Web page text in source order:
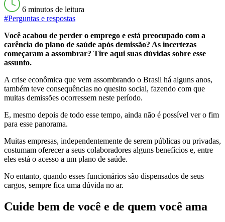
6 minutos de leitura
#Perguntas e respostas
Você acabou de perder o emprego e está preocupado com a
carência do plano de saúde após demissão? As incertezas
começaram a assombrar? Tire aqui suas dúvidas sobre esse
assunto.
A crise econômica que vem assombrando o Brasil há alguns anos,
também teve consequências no quesito social, fazendo com que
muitas demissões ocorressem neste período.
E, mesmo depois de todo esse tempo, ainda não é possível ver o fim
para esse panorama.
Muitas empresas, independentemente de serem públicas ou privadas,
costumam oferecer a seus colaboradores alguns benefícios e, entre
eles está o acesso a um plano de saúde.
No entanto, quando esses funcionários são dispensados de seus
cargos, sempre fica uma dúvida no ar.
Cuide bem de você e de quem você ama